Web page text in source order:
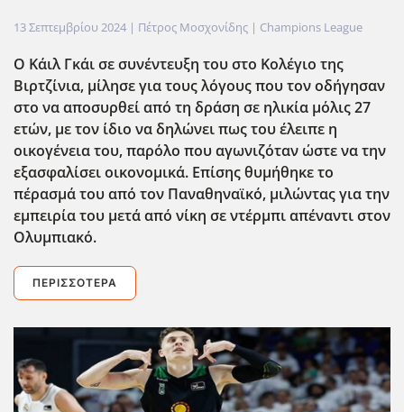
13 Σεπτεμβρίου 2024 | Πέτρος Μοσχονίδης | Champions League
Ο Κάιλ Γκάι σε συνέντευξη του στο Κολέγιο της
Βιρτζίνια, μίλησε για τους λόγους που τον οδήγησαν
στο να αποσυρθεί από τη δράση σε ηλικία μ΄ολις 27
ετών, με τον ίδιο να δηλώνει πως του έλειπε η
οικογένεια του, παρόλο που αγωνιζόταν ώστε να την
εξασφαλίσει οικονομικά. Επίσης θυμήθηκε το
πέρασμά του από τον Παναθηναϊκό, μιλώντας για την
εμπειρία του μετά από νίκη σε ντέρμπι απέναντι στον
Ολυμπιακό.
ΠΕΡΙΣΣΌΤΕΡΑ